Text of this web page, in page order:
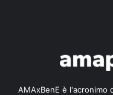
AMAxBenE è l'acronimo